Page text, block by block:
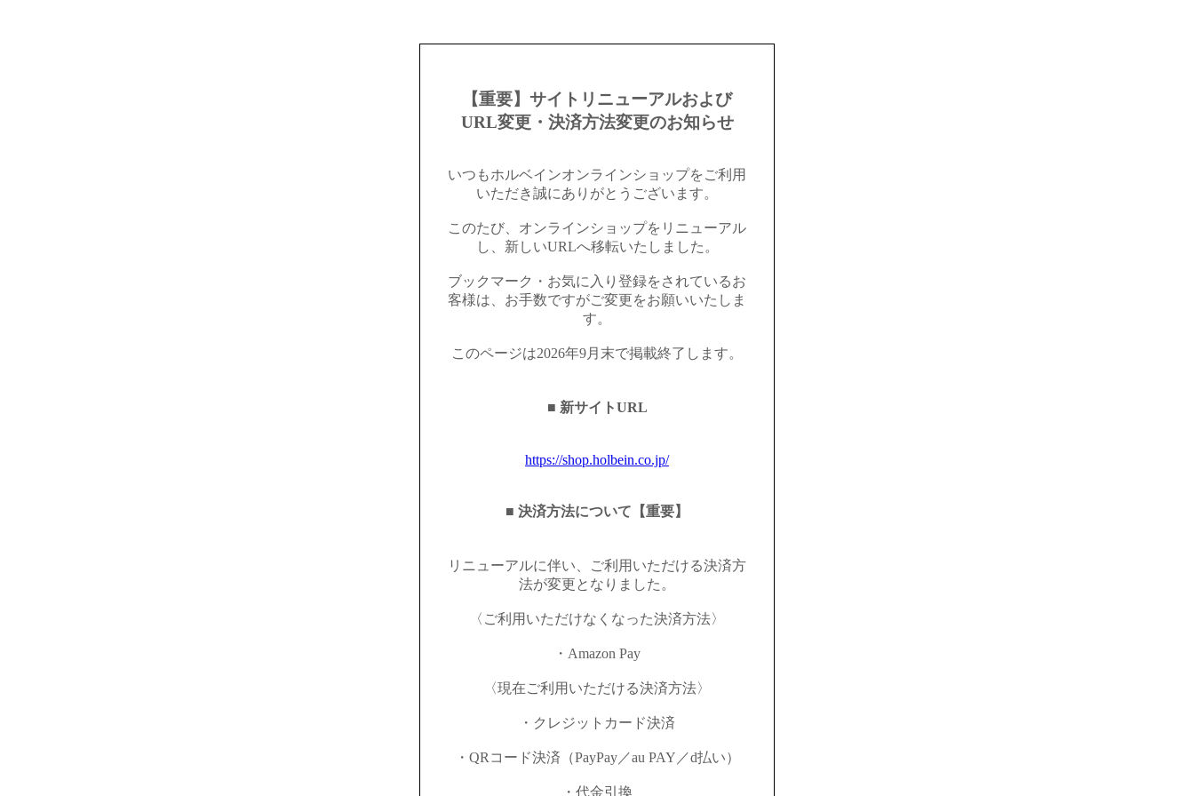
【重要】サイトリニューアルおよび
URL変更・決済方法変更のお知らせ
いつもホルベインオンラインショップをご利用
いただき誠にありがとうございます。
このたび、オンラインショップをリニューアル
し、新しいURLへ移転いたしました。
ブックマーク・お気に入り登録をされているお
客様は、お手数ですがご変更をお願いいたしま
す。
このページは2026年9月末で掲載終了します。
■ 新サイトURL
https://shop.holbein.co.jp/
■ 決済方法について【重要】
リニューアルに伴い、ご利用いただける決済方
法が変更となりました。
〈ご利用いただけなくなった決済方法〉
・Amazon Pay
〈現在ご利用いただける決済方法〉
・クレジットカード決済
・QRコード決済（PayPay／au PAY／d払い）
・代金引換